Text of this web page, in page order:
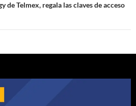
de Telmex, regala las claves de acceso